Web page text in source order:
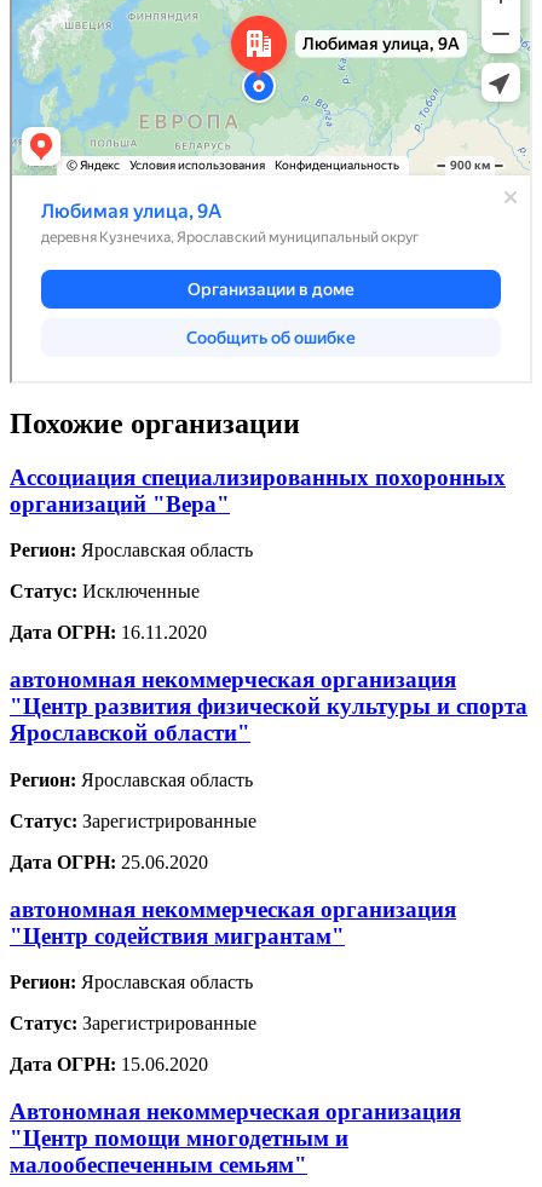
Похожие организации
Ассоциация специализированных похоронных
организаций "Вера"
Регион: Ярославская область
Статус: Исключенные
Дата ОГРН: 16.11.2020
автономная некоммерческая организация
"Центр развития физической культуры и спорта
Ярославской области"
Регион: Ярославская область
Статус: Зарегистрированные
Дата ОГРН: 25.06.2020
автономная некоммерческая организация
"Центр содействия мигрантам"
Регион: Ярославская область
Статус: Зарегистрированные
Дата ОГРН: 15.06.2020
Автономная некоммерческая организация
"Центр помощи многодетным и
малообеспеченным семьям"